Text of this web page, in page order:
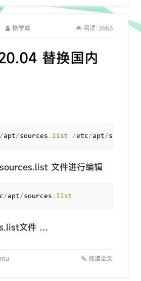
杨学峰 阅读: 3553
替换国内
/ apt/ sources . list /etc/ apt/ sources
文件进行编辑
/ apt/ sources . list
文件 …
阅读全文